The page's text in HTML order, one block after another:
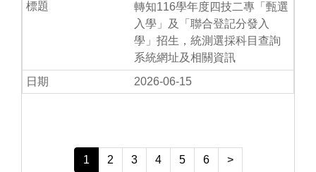
轉知116學年度四技二專「甄選
入學」及「聯合登記分發入
學」招生，統測選採科目查詢
系統網址及相關資訊
2026-06-15
1 2 3 4 5 6 >